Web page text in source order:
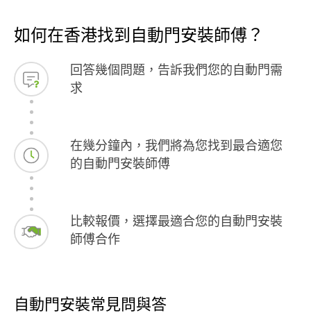
如何在香港找到自動門安裝師傅？
回答幾個問題，告訴我們您的自動門需
求
在幾分鐘內，我們將為您找到最合適您
的自動門安裝師傅
比較報價，選擇最適合您的自動門安裝
師傅合作
自動門安裝常見問與答